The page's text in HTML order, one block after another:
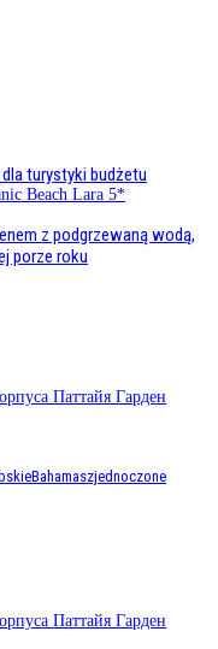
turystyki budżetu
z podgrzewaną wodą,
porze roku
Bahamaszjednoczone